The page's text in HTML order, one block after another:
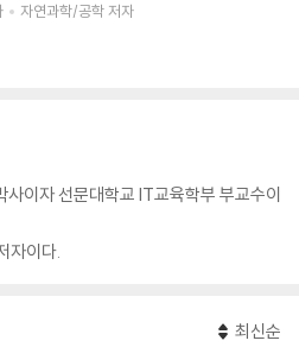
자연과학/공학 저자
이자 선문대학교 IT교육학부 부교수이
자이다.
최신순